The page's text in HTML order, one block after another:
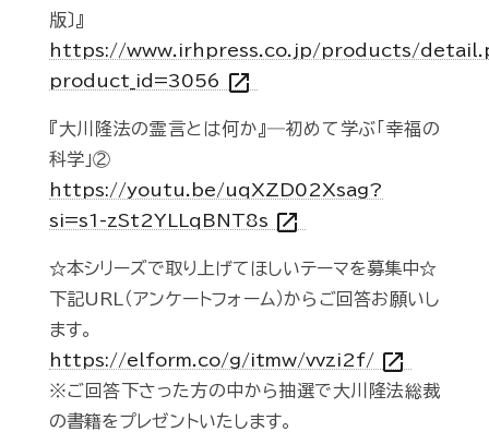
版〕』
https://www.irhpress.co.jp/products/
product_id=3056 open_in_new
『大川隆法の霊言とは何か』―初めて学ぶ「幸福の
科学」②
https://youtu.be/uqXZD02Xsag?
si=s1-zSt2YLLqBNT8s open_in_new
☆本シリーズで取り上げてほしいテーマを募集中☆
下記URL（アンケートフォーム）からご回答お願いし
ます。
https://elform.co/g/itmw/vvzi2f/ open_in_new
※ご回答下さった方の中から抽選で大川隆法総裁
の書籍をプレゼントいたします。